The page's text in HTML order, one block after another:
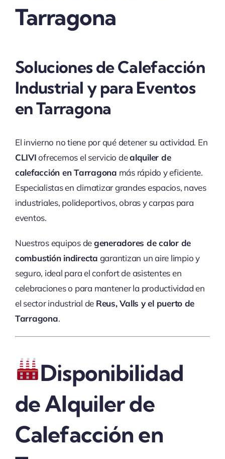
Tarragona
Soluciones de Calefacción
Industrial y para Eventos
en Tarragona
El invierno no tiene por qué detener su actividad. En
CLIVIofrecemos el servicio dealquiler de
calefacción en Tarragona más rápido y eficiente.
Especialistas en climatizar grandes espacios, naves
industriales, polideportivos, obras y carpas para
eventos.
Nuestros equipos degeneradores de calor de
combustión indirecta garantizan un aire limpio y
seguro, ideal para el confort de asistentes en
celebraciones o para mantener la productividad en
el sector industrial de Reus, Valls y el puerto de
Tarragona.
Disponibilidad
de Alquiler de
Calefacción en